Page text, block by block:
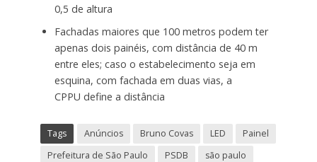
0,5 de altura
Fachadas maiores que 100 metros podem ter
apenas dois painéis, com distância de 40 m
entre eles; caso o estabelecimento seja em
esquina, com fachada em duas vias, a
CPPU define a distância
Tags Anúncios Bruno Covas LED
Painel
Prefeitura de São Paulo
PSDB são paulo